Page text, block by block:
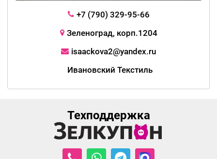
+7 (790) 329-95-66
Зеленоград, корп.1204
isaackova2@yandex.ru
Ивановский Текстиль
Техподдержка